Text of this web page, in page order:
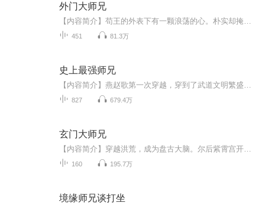
外门大师兄
451 81.3万
史上最强师兄
827 679.4万
玄门大师兄
160 195.7万
境缘师兄谈打坐